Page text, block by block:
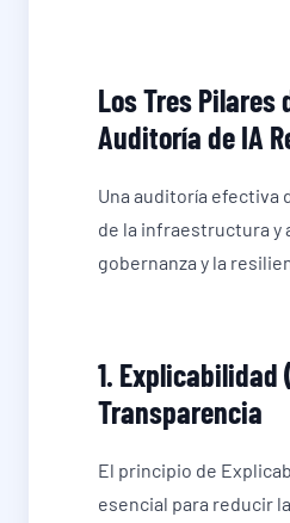
Los Tres Pilares
Auditoría de IA
Una auditoría efectiva
de la infraestructura y
gobernanza y la
1. Explicabilidad
Transparencia
El principio de
esencial para reducir